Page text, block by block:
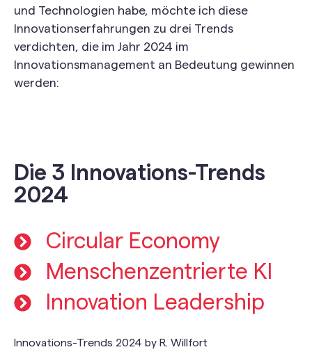
und Technologien habe, möchte ich diese
Innovationserfahrungen zu drei Trends
verdichten, die im Jahr 2024 im
Innovationsmanagement an Bedeutung gewinnen
werden:
Die 3 Innovations-Trends
2024
Circular Economy
Menschenzentrierte KI
Innovation Leadership
Innovations-Trends 2024 by R. Willfort